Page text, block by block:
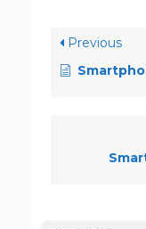
Previous